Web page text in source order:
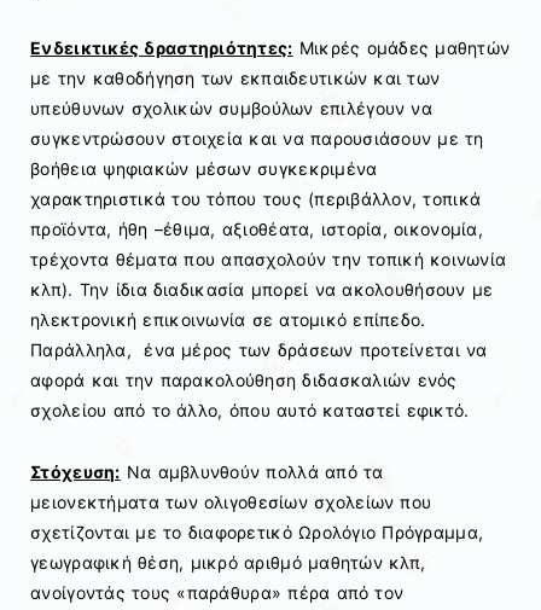
Ενδεικτικές δραστηριότητες: Μικρές ομάδες μαθητών
με την καθοδήγηση των εκπαιδευτικών και των
υπεύθυνων σχολικών συμβούλων επιλέγουν να
συγκεντρώσουν στοιχεία και να παρουσιάσουν με τη
βοήθεια ψηφιακών μέσων συγκεκριμένα
χαρακτηριστικά του τόπου τους (περιβάλλον, τοπικά
προϊόντα, ήθη –έθιμα, αξιοθέατα, ιστορία, οικονομία,
τρέχοντα θέματα που απασχολούν την τοπική κοινωνία
κλπ). Την ίδια διαδικασία μπορεί να ακολουθήσουν με
ηλεκτρονική επικοινωνία σε ατομικό επίπεδο.
Παράλληλα, ένα μέρος των δράσεων προτείνεται να
αφορά και την παρακολούθηση διδασκαλιών ενός
σχολείου από το άλλο, όπου αυτό καταστεί εφικτό.
Στόχευση: Να αμβλυνθούν πολλά από τα
μειονεκτήματα των ολιγοθεσίων σχολείων που
σχετίζονται με το διαφορετικό Ωρολόγιο Πρόγραμμα,
γεωγραφική θέση, μικρό αριθμό μαθητών κλπ,
ανοίγοντάς τους «παράθυρα» πέρα από τον